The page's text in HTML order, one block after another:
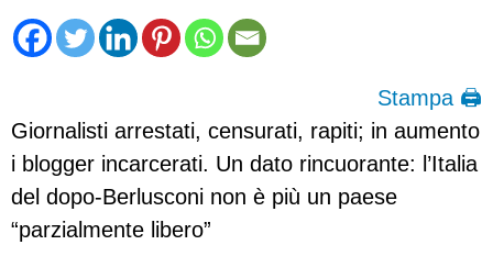
Stampa 🖨
Giornalisti arrestati, censurati, rapiti; in aumento
i blogger incarcerati. Un dato rincuorante: l’Italia
del dopo-Berlusconi non è più un paese
“parzialmente libero”